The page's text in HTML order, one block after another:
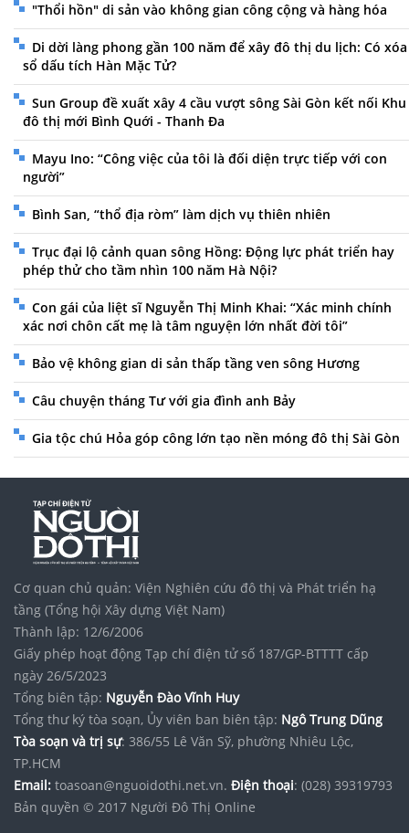
"Thổi hồn" di sản vào không gian công cộng và hàng hóa
Di dời làng phong gần 100 năm để xây đô thị du lịch: Có xóa
sổ dấu tích Hàn Mặc Tử?
Sun Group đề xuất xây 4 cầu vượt sông Sài Gòn kết nối Khu
đô thị mới Bình Quới - Thanh Đa
Mayu Ino: “Công việc của tôi là đối diện trực tiếp với con
người”
Bình San, “thổ địa ròm” làm dịch vụ thiên nhiên
Trục đại lộ cảnh quan sông Hồng: Động lực phát triển hay
phép thử cho tầm nhìn 100 năm Hà Nội?
Con gái của liệt sĩ Nguyễn Thị Minh Khai: “Xác minh chính
xác nơi chôn cất mẹ là tâm nguyện lớn nhất đời tôi”
Bảo vệ không gian di sản thấp tầng ven sông Hương
Câu chuyện tháng Tư với gia đình anh Bảy
Gia tộc chú Hỏa góp công lớn tạo nền móng đô thị Sài Gòn
Cơ quan chủ quản: Viện Nghiên cứu đô thị và Phát triển hạ
tầng (Tổng hội Xây dựng Việt Nam)
Thành lập: 12/6/2006
Giấy phép hoạt động Tạp chí điện tử số 187/GP-BTTTT cấp
ngày 26/5/2023
Tổng biên tập: Nguyễn Đào Vĩnh Huy
Tổng thư ký tòa soạn, Ủy viên ban biên tập: Ngô Trung Dũng
Tòa soạn và trị sự: 386/55 Lê Văn Sỹ, phường Nhiêu Lộc,
TP.HCM
Email: toasoan@nguoidothi.net.vn. Điện thoại: (028) 39319793
Bản quyền © 2017 Người Đô Thị Online